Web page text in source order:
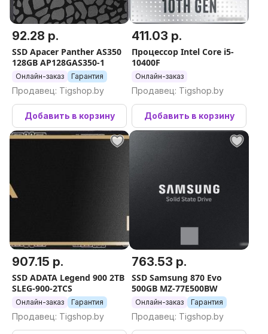
92.28 р.
SSD Apacer Panther AS350
128GB AP128GAS350-1
Онлайн-заказ Гарантия
Продавец: Tigshop.by
Добавить в корзину
411.03 р.
Процессор Intel Core i5-
10400F
Онлайн-заказ
Продавец: Tigshop.by
Добавить в корзину
907.15 р.
SSD ADATA Legend 900 2TB
SLEG-900-2TCS
Онлайн-заказ Гарантия
Продавец: Tigshop.by
763.53 р.
SSD Samsung 870 Evo
500GB MZ-77E500BW
Онлайн-заказ Гарантия
Продавец: Tigshop.by